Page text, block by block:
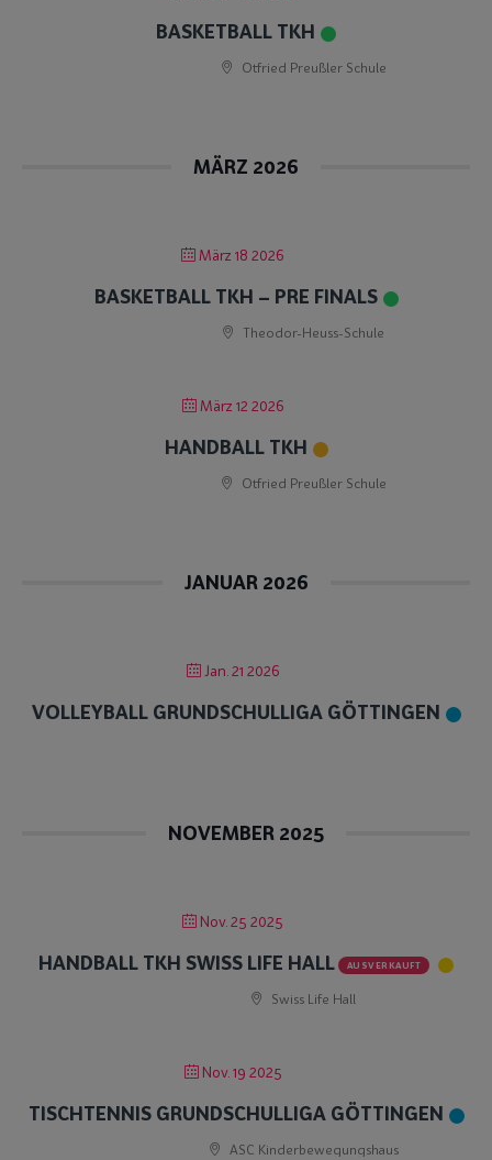
BASKETBALL TKH
Otfried Preußler Schule
MÄRZ 2026
März 18 2026
BASKETBALL TKH – PRE FINALS
Theodor-Heuss-Schule
März 12 2026
HANDBALL TKH
Otfried Preußler Schule
JANUAR 2026
Jan. 21 2026
VOLLEYBALL GRUNDSCHULLIGA GÖTTINGEN
NOVEMBER 2025
Nov. 25 2025
HANDBALL TKH SWISS LIFE HALL AUSVERKAUFT
Swiss Life Hall
Nov. 19 2025
TISCHTENNIS GRUNDSCHULLIGA GÖTTINGEN
ASC Kinderbewegungshaus